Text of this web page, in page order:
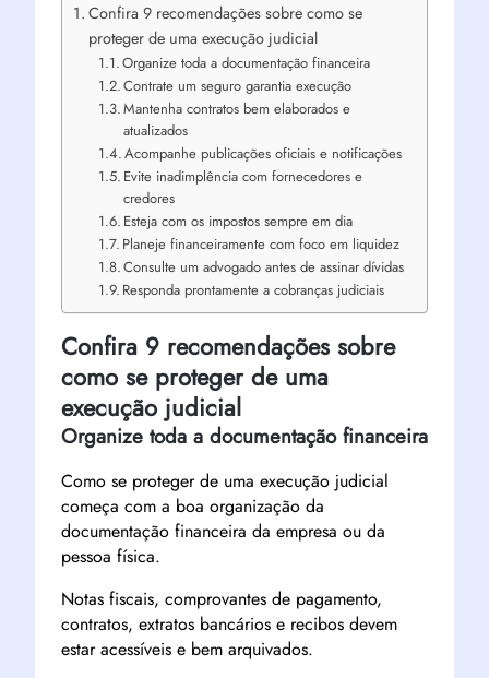
Confira 9 recomendações sobre como se
proteger de uma execução judicial
Organize toda a documentação financeira
Contrate um seguro garantia execução
Mantenha contratos bem elaborados e
atualizados
Acompanhe publicações oficiais e notificações
Evite inadimplência com fornecedores e
credores
Esteja com os impostos sempre em dia
Planeje financeiramente com foco em liquidez
Consulte um advogado antes de assinar dívidas
Responda prontamente a cobranças judiciais
Confira 9 recomendações sobre
como se proteger de uma
execução judicial
Organize toda a documentação financeira
Como se proteger de uma execução judicial
começa com a boa organização da
documentação financeira da empresa ou da
pessoa física.
Notas fiscais, comprovantes de pagamento,
contratos, extratos bancários e recibos devem
estar acessíveis e bem arquivados.